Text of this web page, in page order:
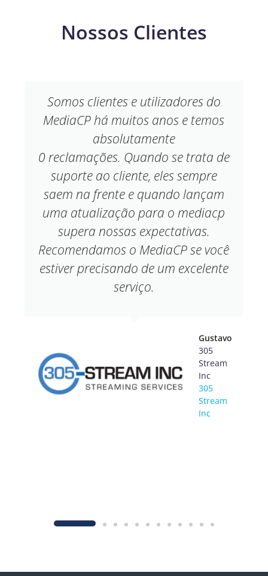
Nossos Clientes
Somos clientes e utilizadores do
MediaCP há muitos anos e temos
absolutamente
0 reclamações. Quando se trata de
suporte ao cliente, eles sempre
saem na frente e quando lançam
uma atualização para o mediacp
supera nossas expectativas.
Recomendamos o MediaCP se você
estiver precisando de um excelente
serviço.
Gustavo
305
Stream
Inc
305
Stream
Inc